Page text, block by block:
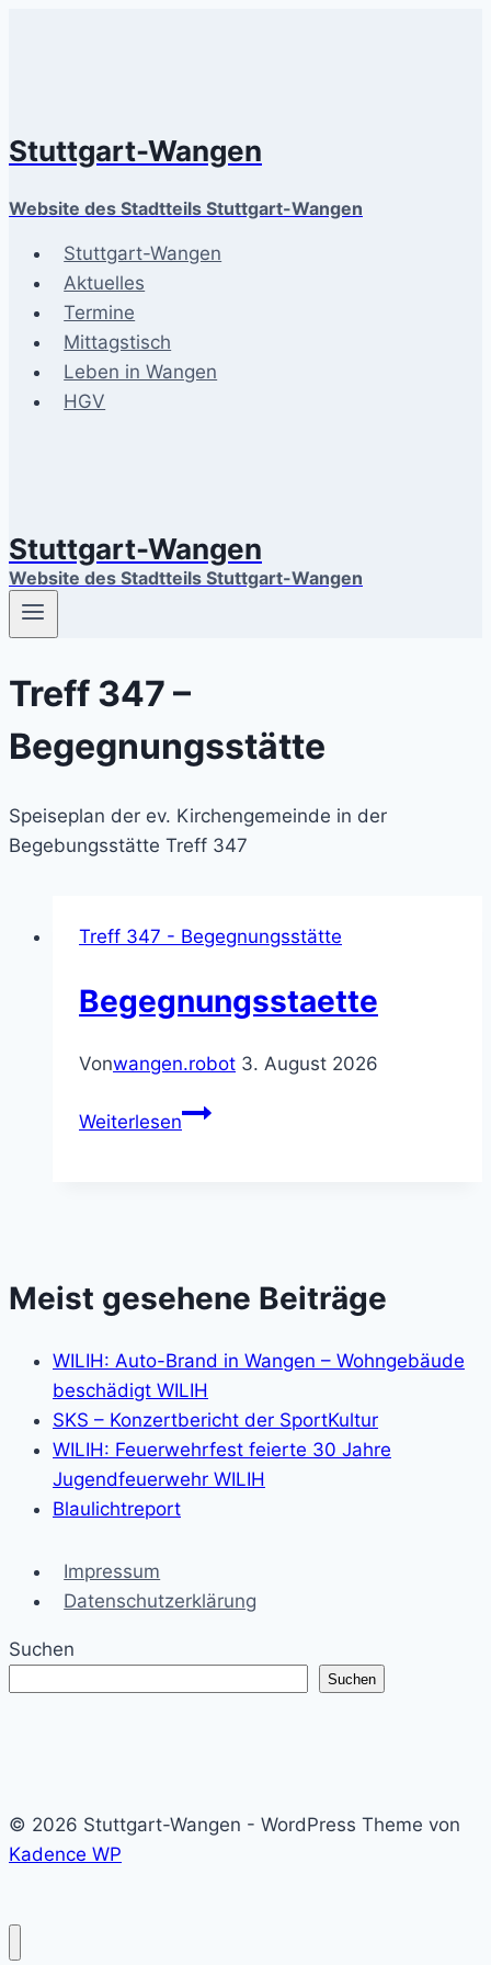
Stuttgart-Wangen
Website des Stadtteils Stuttgart-Wangen
Stuttgart-Wangen
Aktuelles
Termine
Mittagstisch
Leben in Wangen
HGV
Stuttgart-Wangen
Website des Stadtteils Stuttgart-Wangen
Treff 347 –
Begegnungsstätte
Speiseplan der ev. Kirchengemeinde in der
Begebungsstätte Treff 347
Treff 347 - Begegnungsstätte
Begegnungsstaette
Vonwangen.robot 3. August 2026
WeiterlesenBegegnungsstaette
Meist gesehene Beiträge
WILIH: Auto-Brand in Wangen – Wohngebäude
beschädigt WILIH
SKS – Konzertbericht der SportKultur
WILIH: Feuerwehrfest feierte 30 Jahre
Jugendfeuerwehr WILIH
Blaulichtreport
Impressum
Datenschutzerklärung
Suchen
Suchen
© 2026 Stuttgart-Wangen - WordPress Theme von
Kadence WP